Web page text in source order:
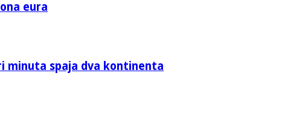
eura
minuta spaja dva kontinenta